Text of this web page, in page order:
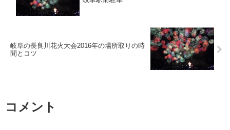
岐阜の長良川花火大会2016年の場所取りの時
間とコツ
コメント